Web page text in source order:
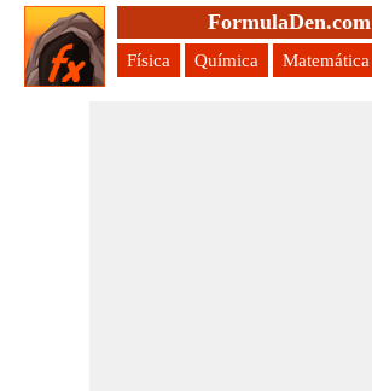
FormulaDen.com
Física Química Matemática